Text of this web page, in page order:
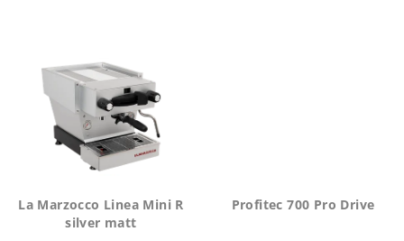
La Marzocco Linea Mini R
silver matt
Profitec 700 Pro Drive